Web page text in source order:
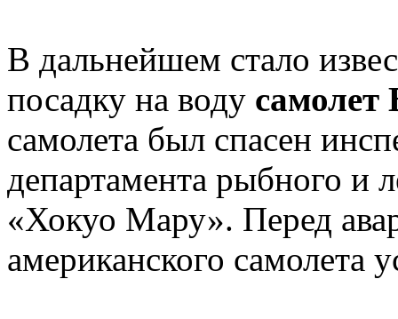
В дальнейшем стало
посадку на воду
самолета был спасен
департамента рыбного и
«Хокуо Мару». Перед
американского самолета